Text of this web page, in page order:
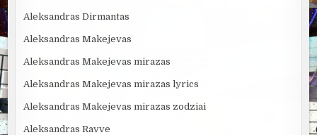
Aleksandras Dirmantas
Aleksandras Makejevas
Aleksandras Makejevas mirazas
Aleksandras Makejevas mirazas lyrics
Aleksandras Makejevas mirazas zodziai
Aleksandras Ravve